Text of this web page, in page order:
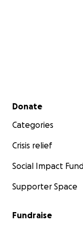
Secondary menu
Donate
Categories
Crisis relief
Social Impact
Supporter Space
Fundraise